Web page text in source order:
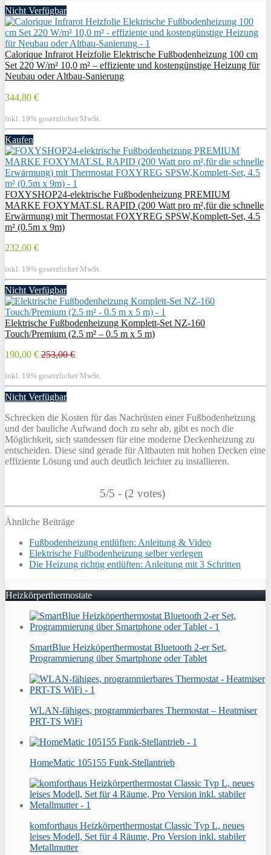
Nicht Verfügbar
Calorique Infrarot Heizfolie Elektrische Fußbodenheizung 100 cm
Set 220 W/m² 10,0 m² – effiziente und kostengünstige Heizung für
Neubau oder Altbau-Sanierung
344,80 €
inkl. 19% gesetzlicher MwSt.
Kaufen
FOXYSHOP24-elektrische Fußbodenheizung PREMIUM
MARKE FOXYMAT.SL RAPID (200 Watt pro m²,für die schnelle
Erwärmung) mit Thermostat FOXYREG SPSW,Komplett-Set, 4.5
m² (0.5m x 9m)
232,00 €
inkl. 19% gesetzlicher MwSt.
Nicht Verfügbar
Elektrische Fußbodenheizung Komplett-Set NZ-160
Touch/Premium (2.5 m² – 0.5 m x 5 m)
190,00 € 253,00 €
inkl. 19% gesetzlicher MwSt.
Nicht Verfügbar
Schrecken die Kosten für das Nachrüsten einer Fußbodenheizung
und der bauliche Aufwand doch zu sehr ab, gibt es noch die
Möglichkeit, sich stattdessen für eine moderne Deckenheizung zu
entscheiden. Diese sind gerade für Altbauten mit hohen Decken eine
effiziente Lösung und auch deutlich leichter zu installieren.
5/5 - (2 votes)
Ähnliche Beiträge
Fußbodenheizung entlüften: Anleitung & Video
Elektrische Fußbodenheizung selber verlegen
Die Heizung richtig entlüften: Anleitung mit 3 Schritten
Heizkörperthermostate
SmartBlue Heizköperthermostat Bluetooth 2-er Set,
Programmierung über Smartphone oder Tablet
WLAN-fähiges, programmierbares Thermostat – Heatmiser
PRT-TS WiFi
HomeMatic 105155 Funk-Stellantrieb
komforthaus Heizkörperthermostat Classic Typ L, neues
leises Modell, Set für 4 Räume, Pro Version inkl. stabiler
Metallmutter